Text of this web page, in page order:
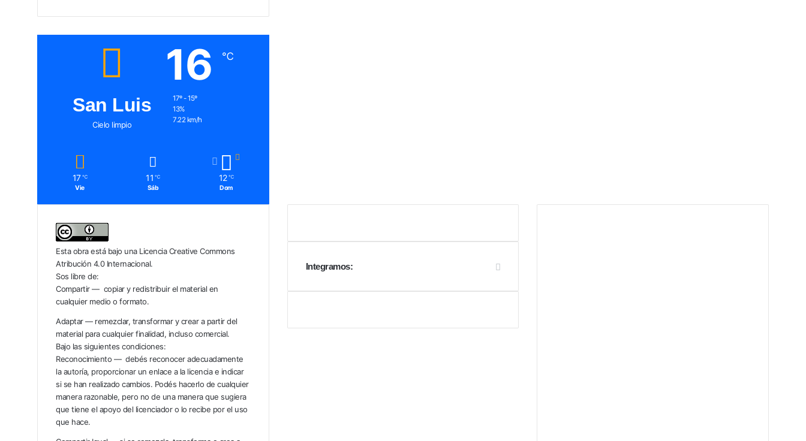
San Luis
Cielo limpio
16 ℃
17º - 15º
13%
7.22 km/h
17 ℃
Vie
11 ℃
Sáb
12 ℃
Dom
Esta obra está bajo una Licencia Creative Commons
Atribución 4.0 Internacional.
Sos libre de:
Compartir — copiar y redistribuir el material en
cualquier medio o formato.
Adaptar — remezclar, transformar y crear a partir del
material para cualquier finalidad, incluso comercial.
Bajo las siguientes condiciones:
Reconocimiento — debés reconocer adecuadamente
la autoría, proporcionar un enlace a la licencia e indicar
si se han realizado cambios. Podés hacerlo de cualquier
manera razonable, pero no de una manera que sugiera
que tiene el apoyo del licenciador o lo recibe por el uso
que hace.
Integramos: